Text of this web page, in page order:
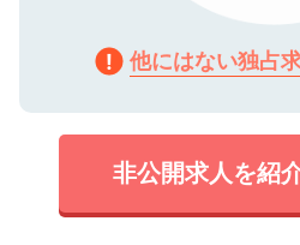
他にはない独占
非公開求人を紹